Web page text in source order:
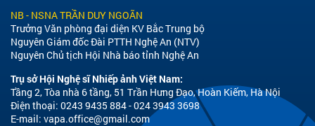
NB - NSNA TRẦN DUY NGOÃN
Trưởng Văn phòng đại diện KV Bắc Trung bộ
Nguyên Giám đốc Đài PTTH Nghệ An (NTV)
Nguyên Chủ tịch Hội Nhà báo tỉnh Nghệ An
Trụ sở Hội Nghệ sĩ Nhiếp ảnh Việt Nam:
Tầng 2, Tòa nhà 6 tầng, 51 Trần Hưng Đạo, Hoàn Kiếm, Hà Nội
Điện thoại: 0243 9435 884 - 024 3943 3698
E-mail: vapa.office@gmail.com